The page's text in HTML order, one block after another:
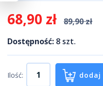
68,90 zł
89,90 zł
Dostępność: 8 szt.
Ilość: dodaj